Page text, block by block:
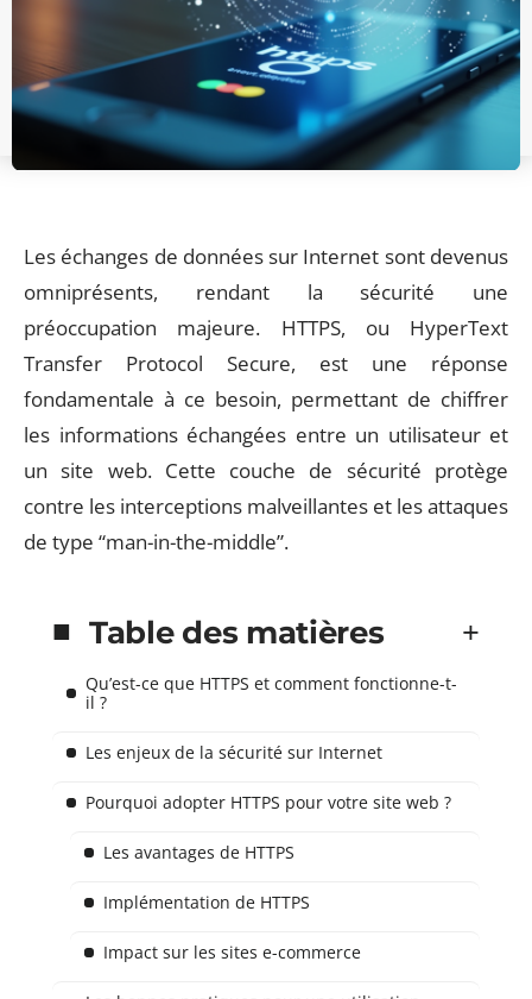
Les échanges de données sur Internet sont devenus
omniprésents, rendant la sécurité une
préoccupation majeure. HTTPS, ou HyperText
Transfer Protocol Secure, est une réponse
fondamentale à ce besoin, permettant de chiffrer
les informations échangées entre un utilisateur et
un site web. Cette couche de sécurité protège
contre les interceptions malveillantes et les attaques
de type “man-in-the-middle”.
Table des matières
Qu’est-ce que HTTPS et comment fonctionne-t-
il ?
Les enjeux de la sécurité sur Internet
Pourquoi adopter HTTPS pour votre site web ?
Les avantages de HTTPS
Implémentation de HTTPS
Impact sur les sites e-commerce